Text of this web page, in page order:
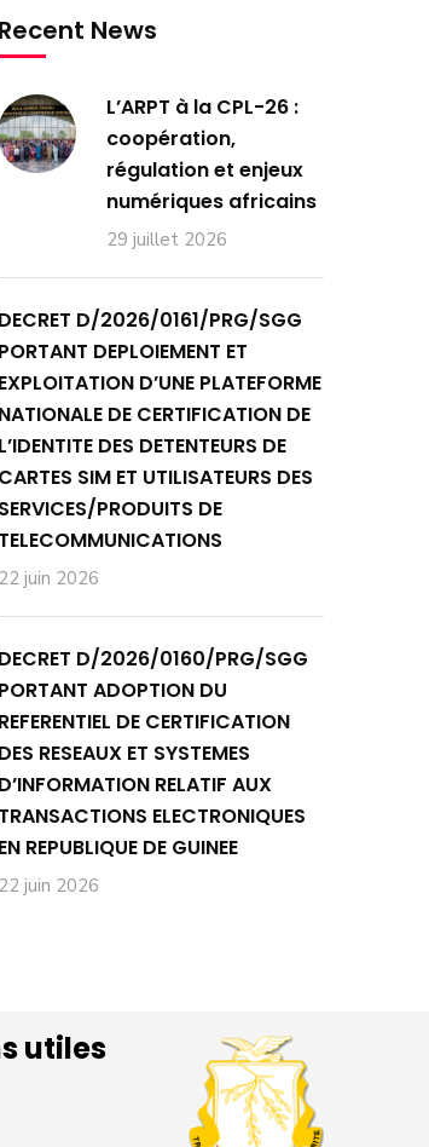
Recent News
L’ARPT à la CPL-26 :
coopération,
régulation et enjeux
numériques africains
29 juillet 2026
DECRET D/2026/0161/PRG/SGG
PORTANT DEPLOIEMENT ET
EXPLOITATION D’UNE PLATEFORME
NATIONALE DE CERTIFICATION DE
L’IDENTITE DES DETENTEURS DE
CARTES SIM ET UTILISATEURS DES
SERVICES/PRODUITS DE
TELECOMMUNICATIONS
22 juin 2026
DECRET D/2026/0160/PRG/SGG
PORTANT ADOPTION DU
REFERENTIEL DE CERTIFICATION
DES RESEAUX ET SYSTEMES
D’INFORMATION RELATIF AUX
TRANSACTIONS ELECTRONIQUES
EN REPUBLIQUE DE GUINEE
22 juin 2026
utiles